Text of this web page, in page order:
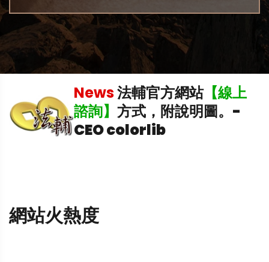
News法輔官方網站【線上
諮詢】 方式，附說明圖。 -
CEO colorlib
網站火熱度